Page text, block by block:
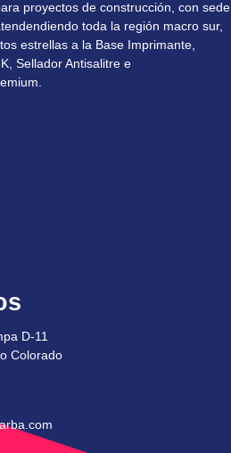
proyectos de construcción, con sede
toda la región macro sur,
estrellas a la Base Imprimante,
Sellador Antisalitre e
D-11
Colorado